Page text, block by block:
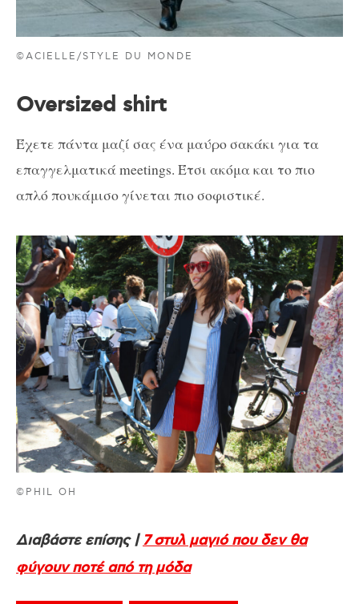
©ACIELLE/STYLE DU MONDE
Οversized shirt
Έχετε πάντα μαζί σας ένα μαύρο σακάκι για τα
επαγγελματικά meetings. Έτσι ακόμα και το πιο
απλό πουκάμισο γίνεται πιο σοφιστικέ.
©PHIL OH
Διαβάστε επίσης |7 στυλ μαγιό που δεν θα
φύγουν ποτέ από τη μόδα